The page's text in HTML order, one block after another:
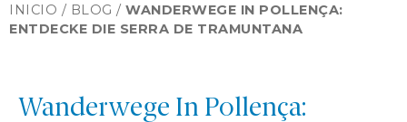
INICIO / BLOG / WANDERWEGE IN POLLENÇA:
ENTDECKE DIE SERRA DE TRAMUNTANA
Wanderwege In Pollença: